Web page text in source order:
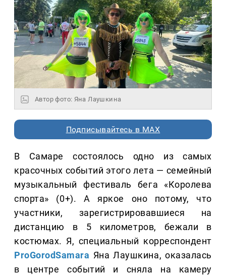
Автор фото: Яна Лаушкина
Подписывайтесь в MAX
В Самаре состоялось одно из самых
красочных событий этого лета — семейный
музыкальный фестиваль бега «Королева
спорта» (0+). А яркое оно потому, что
участники, зарегистрировавшиеся на
дистанцию в 5 километров, бежали в
костюмах. Я, специальный корреспондент
ProGorodSamara Яна Лаушкина, оказалась
в центре событий и сняла на камеру